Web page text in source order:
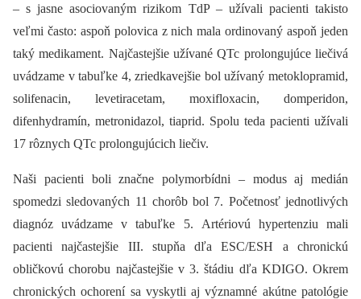
–⁠ s jasne asociovaným rizikom TdP –⁠ užívali pacienti takisto
veľmi často: aspoň polovica z nich mala ordinovaný aspoň jeden
taký medikament. Najčastejšie užívané QTc prolongujúce liečivá
uvádzame v tabuľke 4, zriedkavejšie bol užívaný metoklopramid,
solifenacin, levetiracetam, moxifloxacin, domperidon,
difenhydramín, metronidazol, tiaprid. Spolu teda pacienti užívali
17 rôznych QTc prolongujúcich liečiv.
Naši pacienti boli značne polymorbídni –⁠ modus aj medián
spomedzi sledovaných 11 chorôb bol 7. Početnosť jednotlivých
diagnóz uvádzame v tabuľke 5. Artériovú hypertenziu mali
pacienti najčastejšie III. stupňa dľa ESC/ESH a chronickú
obličkovú chorobu najčastejšie v 3. štádiu dľa KDIGO. Okrem
chronických ochorení sa vyskytli aj významné akútne patológie